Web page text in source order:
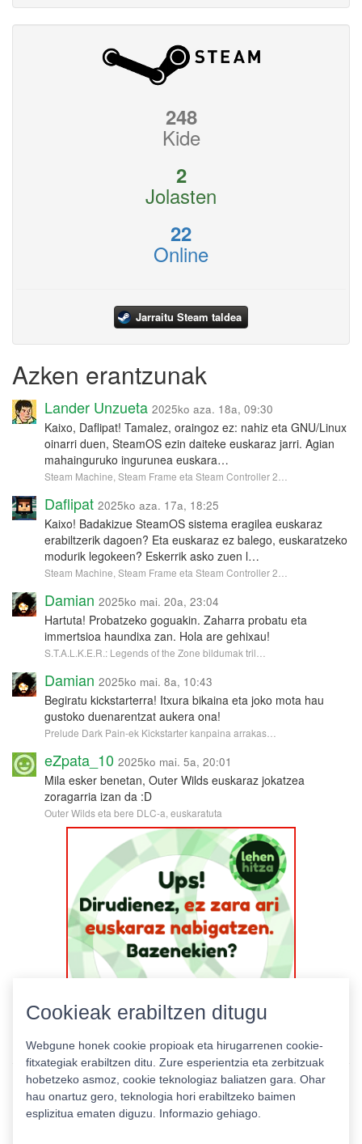
248
Kide
2
Jolasten
22
Online
Jarraitu Steam taldea
Azken erantzunak
Lander Unzueta 2025ko aza. 18a, 09:30
Kaixo, Daflipat! Tamalez, oraingoz ez: nahiz eta GNU/Linux
oinarri duen, SteamOS ezin daiteke euskaraz jarri. Agian
mahainguruko ingurunea euskara…
Steam Machine, Steam Frame eta Steam Controller 2…
Daflipat 2025ko aza. 17a, 18:25
Kaixo! Badakizue SteamOS sistema eragilea euskaraz
erabiltzerik dagoen? Eta euskaraz ez balego, euskaratzeko
modurik legokeen? Eskerrik asko zuen l…
Steam Machine, Steam Frame eta Steam Controller 2…
Damian 2025ko mai. 20a, 23:04
Hartuta! Probatzeko goguakin. Zaharra probatu eta
immertsioa haundixa zan. Hola are gehixau!
S.T.A.L.K.E.R.: Legends of the Zone bildumak tril…
Damian 2025ko mai. 8a, 10:43
Begiratu kickstarterra! Itxura bikaina eta joko mota hau
gustoko duenarentzat aukera ona!
Prelude Dark Pain-ek Kickstarter kanpaina arrakas…
eZpata_10 2025ko mai. 5a, 20:01
Mila esker benetan, Outer Wilds euskaraz jokatzea
zoragarria izan da :D
Outer Wilds eta bere DLC-a, euskaratuta
Cookieak erabiltzen ditugu
Webgune honek cookie propioak eta hirugarrenen cookie-
fitxategiak erabiltzen ditu. Zure esperientzia eta zerbitzuak
hobetzeko asmoz, cookie teknologiaz baliatzen gara. Ohar
hau onartuz gero, teknologia hori erabiltzeko baimen
esplizitua ematen diguzu. Informazio gehiago.